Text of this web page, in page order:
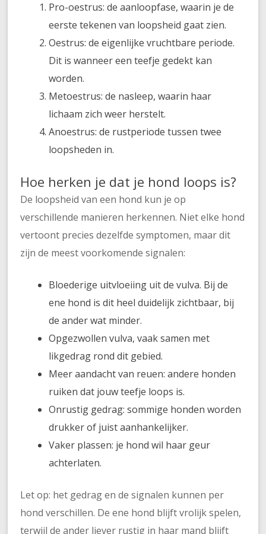
Pro-oestrus: de aanloopfase, waarin je de
eerste tekenen van loopsheid gaat zien.
Oestrus: de eigenlijke vruchtbare periode.
Dit is wanneer een teefje gedekt kan
worden.
Metoestrus: de nasleep, waarin haar
lichaam zich weer herstelt.
Anoestrus: de rustperiode tussen twee
loopsheden in.
Hoe herken je dat je hond loops is?
De loopsheid van een hond kun je op
verschillende manieren herkennen. Niet elke hond
vertoont precies dezelfde symptomen, maar dit
zijn de meest voorkomende signalen:
Bloederige uitvloeiing uit de vulva. Bij de
ene hond is dit heel duidelijk zichtbaar, bij
de ander wat minder.
Opgezwollen vulva, vaak samen met
likgedrag rond dit gebied.
Meer aandacht van reuen: andere honden
ruiken dat jouw teefje loops is.
Onrustig gedrag: sommige honden worden
drukker of juist aanhankelijker.
Vaker plassen: je hond wil haar geur
achterlaten.
Let op: het gedrag en de signalen kunnen per
hond verschillen. De ene hond blijft vrolijk spelen,
terwijl de ander liever rustig in haar mand blijft